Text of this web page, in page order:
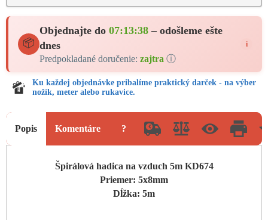
📦
Objednajte do 07:13:38 – odošleme ešte
dnes
Predpokladané doručenie: zajtra ⓘ
i
Ku každej objednávke pribalíme praktický darček - na výber
nožík, meter alebo rukavice.
Popis Komentáre ?
Špirálová hadica na vzduch 5m KD674
Priemer: 5x8mm
Dĺžka: 5m